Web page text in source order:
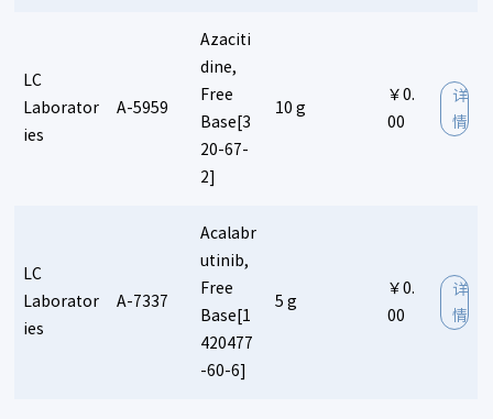
LC
Laborator
ies
A-5959
Azaciti
dine,
Free
Base[3
20-67-
2]
10 g
￥0.
00
详
情
LC
Laborator
ies
A-7337
Acalabr
utinib,
Free
Base[1
420477
-60-6]
5 g
￥0.
00
详
情